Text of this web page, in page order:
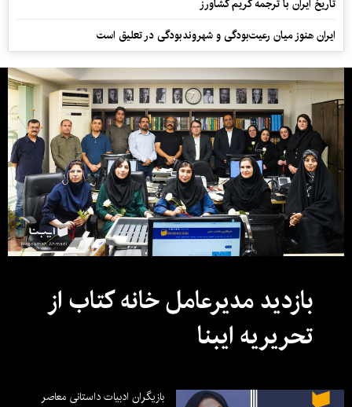
تاریخ ایران با ترجمه کریم کشاورز
ایران هنوز میان رعیت‌بودگی و شهروندبودگی در تعلیق است
بازدید مدیرعامل خانه کتاب از
تحریریه ایبنا
بازیگران ادبیات داستانی معاصر